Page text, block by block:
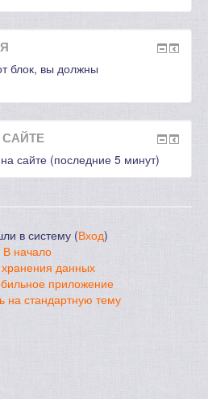
блок, вы должны
сайте (последние 5 минут)
в систему (Вход)
В начало
данных
приложение
на стандартную тему